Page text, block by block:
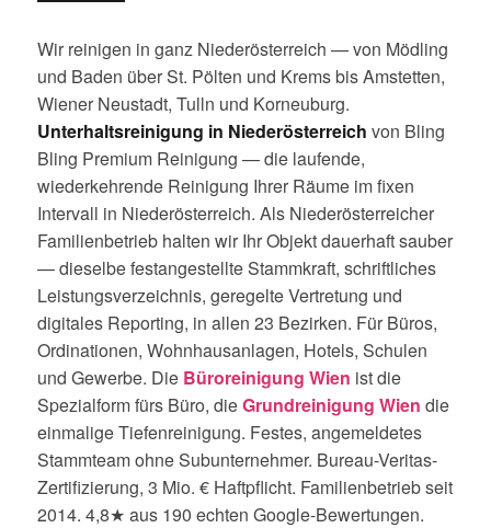
Wir reinigen in ganz Niederösterreich — von Mödling
und Baden über St. Pölten und Krems bis Amstetten,
Wiener Neustadt, Tulln und Korneuburg.
Unterhaltsreinigung in Niederösterreich von Bling
Bling Premium Reinigung — die laufende,
wiederkehrende Reinigung Ihrer Räume im fixen
Intervall in Niederösterreich. Als Niederösterreicher
Familienbetrieb halten wir Ihr Objekt dauerhaft sauber
— dieselbe festangestellte Stammkraft, schriftliches
Leistungsverzeichnis, geregelte Vertretung und
digitales Reporting, in allen 23 Bezirken. Für Büros,
Ordinationen, Wohnhausanlagen, Hotels, Schulen
und Gewerbe. Die Büroreinigung Wien ist die
Spezialform fürs Büro, dieGrundreinigung Wien die
einmalige Tiefenreinigung. Festes, angemeldetes
Stammteam ohne Subunternehmer. Bureau-Veritas-
Zertifizierung, 3 Mio. € Haftpflicht. Familienbetrieb seit
2014. 4,8★ aus 190 echten Google-Bewertungen.